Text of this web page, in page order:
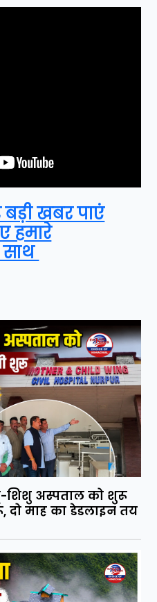
खबर पाएं
हमारे
शिशु अस्पताल को शुरू
दो माह का डेडलाइन तय